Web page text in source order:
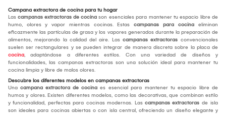
Campana extractora de cocina para tu hogar
Las campanas extractoras de cocina son esenciales para mantener tu espacio libre de
humo, olores y vapor mientras cocinas. Estas campanas para cocina eliminan
eficazmente las partículas de grasa y los vapores generados durante la preparación de
alimentos, mejorando la calidad del aire. Las campanas extractoras convencionales
suelen ser rectangulares y se pueden integrar de manera discreta sobre la placa de
cocina, adaptándose a diferentes estilos. Con una variedad de diseños y
funcionalidades, las campanas extractoras son una solución ideal para mantener tu
cocina limpia y libre de malos olores.
Descubre los diferentes modelos en campanas extractoras
Una campana extractora de cocina es esencial para mantener tu espacio libre de
humos y olores. Existen diferentes modelos, como las decorativas, que combinan estilo
y funcionalidad, perfectas para cocinas modernas. Las campanas extractoras de isla
son ideales para cocinas abiertas o con isla central, ofreciendo un diseño elegante y